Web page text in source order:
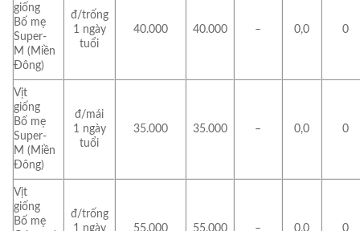
giống
Bố mẹ
Super-
M (Miền
Đông)
đ/trống
1 ngày
tuổi
40.000 40.000 – 0,0 0
Vịt
giống
Bố mẹ
Super-
M (Miền
Đông)
đ/mái
1 ngày
tuổi
35.000 35.000 – 0,0 0
Vịt
giống
Bố mẹ
đ/trống
1 ngày
55.000 55.000 – 0,0 0